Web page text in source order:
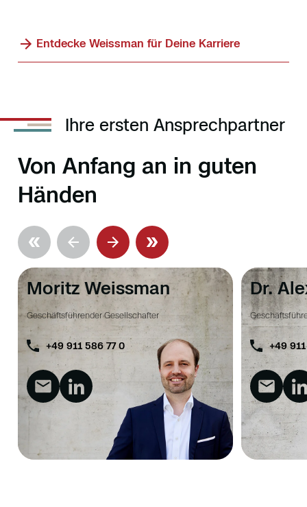
Entdecke Weissman für Deine Karriere
Ihre ersten Ansprechpartner
Von Anfang an in guten
Händen
Moritz Weissman
Geschäftsführender Gesellschafter
+49 911 586 77 0
Dr.
+49